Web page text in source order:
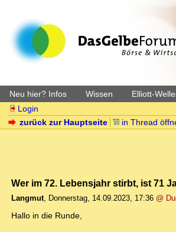
Neu hier? Infos Wissen Elliott-
Login
zurück zur Hauptseite
in Thread
Wer im 72. Lebensjahr stirbt, ist 71
Langmut, Donnerstag, 14.09.2023, 17:36 @
Hallo in die Runde,